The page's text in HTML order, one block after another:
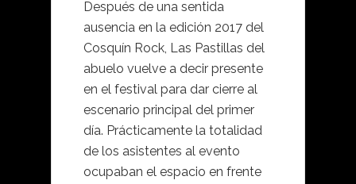
Después de una sentida
ausencia en la edición 2017 del
Cosquín Rock, Las Pastillas del
abuelo vuelve a decir presente
en el festival para dar cierre al
escenario principal del primer
día. Prácticamente la totalidad
de los asistentes al evento
ocupaban el espacio en frente